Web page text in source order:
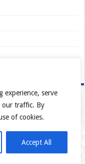
experience, serve
our traffic. By
of cookies.
Accept All